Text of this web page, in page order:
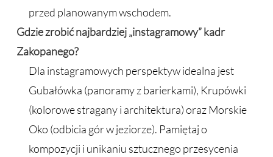
przed planowanym wschodem.
Gdzie zrobić najbardziej „instagramowy” kadr
Zakopanego?
Dla instagramowych perspektyw idealna jest
Gubałówka (panoramy z barierkami), Krupówki
(kolorowe stragany i architektura) oraz Morskie
Oko (odbicia gór w jeziorze). Pamiętaj o
kompozycji i unikaniu sztucznego przesycenia